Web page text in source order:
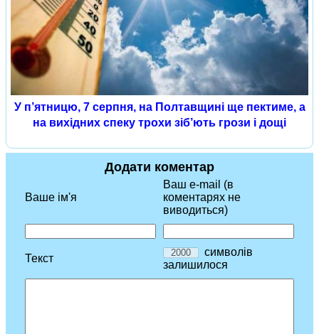
У п’ятницю, 7 серпня, на Полтавщині ще пектиме, а
на вихідних спеку трохи зіб’ють грози і дощі
Додати коментар
Ваше ім'я
Ваш e-mail (в
коментарях не
виводиться)
Текст
символів
залишилося